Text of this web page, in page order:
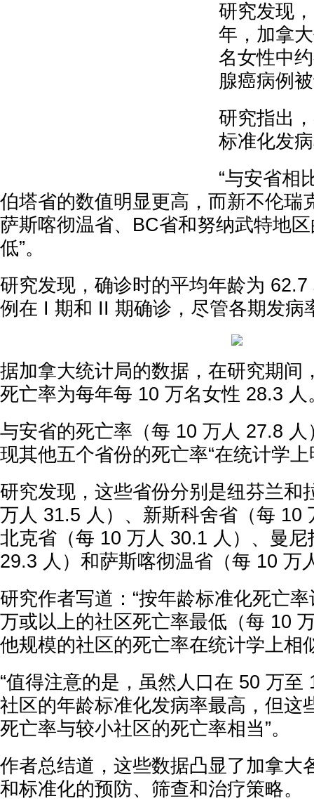
研究发现
年，加拿
名女性中
腺癌病例
研究指出
标准化发
“与安省相
伯塔省的数值明显更高，而新不伦瑞
萨斯喀彻温省、BC省和努纳武特地
低”。
研究发现，确诊时的平均年龄为
例在 I 期和 II 期确诊，尽管各期发病
据加拿大统计局的数据，在研究期间
死亡率为每年每 10 万名女性 28.3 人
与安省的死亡率（每 10 万人 27.8
现其他五个省份的死亡率“在统计学上
研究发现，这些省份分别是纽芬兰和
万人 31.5 人）、新斯科舍省（每 10
北克省（每 10 万人 30.1 人）、曼
29.3 人）和萨斯喀彻温省（每 10 万
研究作者写道：“按年龄标准化死亡
万或以上的社区死亡率最低（每 10
他规模的社区的死亡率在统计学上相
“值得注意的是，虽然人口在 50 万至
社区的年龄标准化发病率最高，但这
死亡率与较小社区的死亡率相当”。
作者总结道，这些数据凸显了加拿大
和标准化的预防、筛查和治疗策略。